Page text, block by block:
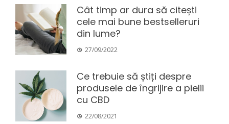
Cât timp ar dura să citești
cele mai bune bestselleruri
din lume?
27/09/2022
Ce trebuie să știți despre
produsele de îngrijire a pielii
cu CBD
22/08/2021